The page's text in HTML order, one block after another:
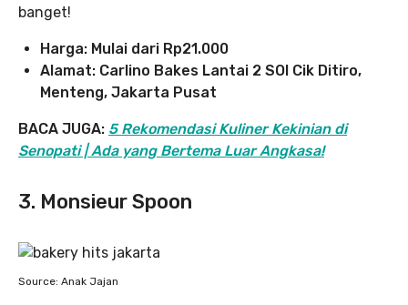
banget!
Harga: Mulai dari Rp21.000
Alamat: Carlino Bakes Lantai 2 SOI Cik Ditiro,
Menteng, Jakarta Pusat
BACA JUGA: 5 Rekomendasi Kuliner Kekinian di
Senopati | Ada yang Bertema Luar Angkasa!
3. Monsieur Spoon
Source: Anak Jajan